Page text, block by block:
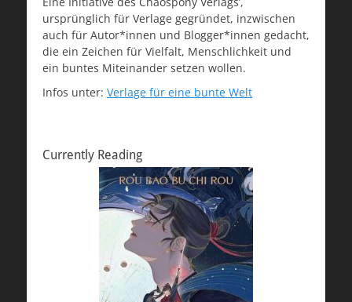
ursprünglich für Verlage gegründet, inzwischen
auch für Autor*innen und Blogger*innen gedacht,
die ein Zeichen für Vielfalt, Menschlichkeit und
ein buntes Miteinander setzen wollen.
Infos unter: Verlage für eine bunte Welt
Currently Reading